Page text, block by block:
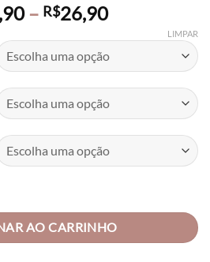
– R$26,90Price
R$22,90
through
R$26,90
LIMPAR
Flores com Pompom quantidade
AO CARRINHO